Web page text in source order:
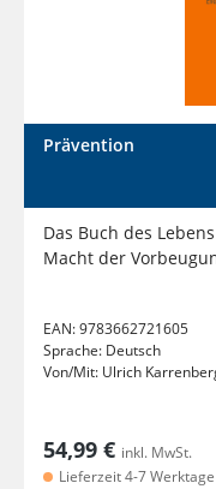
Prävention
Das Buch des
Macht der
EAN:9783662721605
Sprache: Deutsch
Von/Mit: Ulrich
54,99 € inkl. MwSt.
Lieferzeit 4-7 Werktage